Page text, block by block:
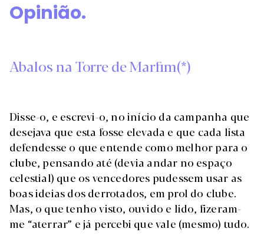
Opinião.
Abalos na Torre de Marfim(*)
Disse-o, e escrevi-o, no início da campanha que
desejava que esta fosse elevada e que cada lista
defendesse o que entende como melhor para o
clube, pensando até (devia andar no espaço
celestial) que os vencedores pudessem usar as
boas ideias dos derrotados, em prol do clube.
Mas, o que tenho visto, ouvido e lido, fizeram-
me “aterrar” e já percebi que vale (mesmo) tudo.